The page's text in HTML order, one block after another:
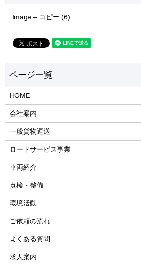
Image – コピー (6)
HOME
会社案内
一般貨物運送
ロードサービス事業
車両紹介
点検・整備
環境活動
ご依頼の流れ
よくある質問
求人案内